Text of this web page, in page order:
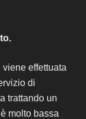
effettuata
di
trattando un
molto bassa